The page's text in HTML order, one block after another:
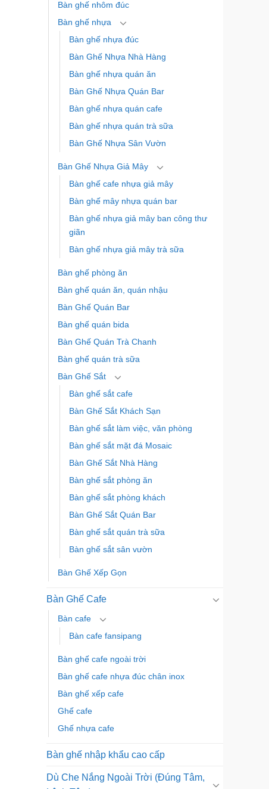
Bàn ghế nhôm đúc
Bàn ghế nhựa
Bàn ghế nhựa đúc
Bàn Ghế Nhựa Nhà Hàng
Bàn ghế nhựa quán ăn
Bàn Ghế Nhựa Quán Bar
Bàn ghế nhựa quán cafe
Bàn ghế nhựa quán trà sữa
Bàn Ghế Nhựa Sân Vườn
Bàn Ghế Nhựa Giả Mây
Bàn ghế cafe nhựa giả mây
Bàn ghế mây nhựa quán bar
Bàn ghế nhựa giả mây ban công thư
giãn
Bàn ghế nhựa giả mây trà sữa
Bàn ghế phòng ăn
Bàn ghế quán ăn, quán nhậu
Bàn Ghế Quán Bar
Bàn ghế quán bida
Bàn Ghế Quán Trà Chanh
Bàn ghế quán trà sữa
Bàn Ghế Sắt
Bàn ghế sắt cafe
Bàn Ghế Sắt Khách Sạn
Bàn ghế sắt làm việc, văn phòng
Bàn ghế sắt mặt đá Mosaic
Bàn Ghế Sắt Nhà Hàng
Bàn ghế sắt phòng ăn
Bàn ghế sắt phòng khách
Bàn Ghế Sắt Quán Bar
Bàn ghế sắt quán trà sữa
Bàn ghế sắt sân vườn
Bàn Ghế Xếp Gọn
Bàn Ghế Cafe
Bàn cafe
Bàn cafe fansipang
Bàn ghế cafe ngoài trời
Bàn ghế cafe nhựa đúc chân inox
Bàn ghế xếp cafe
Ghế cafe
Ghế nhựa cafe
Bàn ghế nhập khẩu cao cấp
Dù Che Nắng Ngoài Trời (Đúng Tâm,